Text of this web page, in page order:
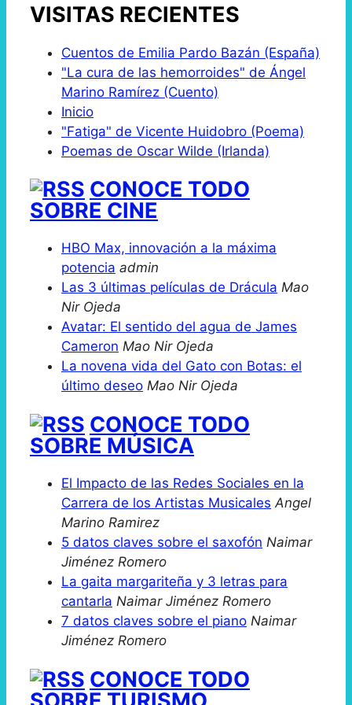
VISITAS RECIENTES
Cuentos de Emilia Pardo Bazán (España)
"La cura de las hemorroides" de Ángel
Marino Ramírez (Cuento)
Inicio
"Fatiga" de Vicente Huidobro (Poema)
Poemas de Oscar Wilde (Irlanda)
CONOCE TODO
SOBRE CINE
HBO Max, innovación a la máxima
potencia admin
Las 3 últimas películas de Drácula Mao
Nir Ojeda
Avatar: El sentido del agua de James
Cameron Mao Nir Ojeda
La novena vida del Gato con Botas: el
último deseo Mao Nir Ojeda
CONOCE TODO
SOBRE MÚSICA
El Impacto de las Redes Sociales en la
Carrera de los Artistas Musicales Angel
Marino Ramirez
5 datos claves sobre el saxofón Naimar
Jiménez Romero
La gaita margariteña y 3 letras para
cantarla Naimar Jiménez Romero
7 datos claves sobre el piano Naimar
Jiménez Romero
CONOCE TODO